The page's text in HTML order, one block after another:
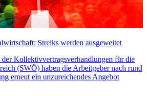
Streiks werden ausgeweitet
Kollektivvertragsverhandlungen für die
(SWÖ) haben die Arbeitgeber nach rund
erneut ein unzureichendes Angebot